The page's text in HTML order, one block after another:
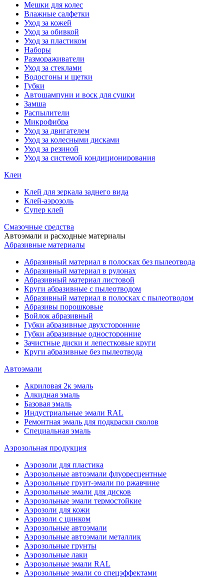
Мешки для колес
Влажные салфетки
Уход за кожей
Уход за обивкой
Уход за пластиком
Наборы
Размораживатели
Уход за стеклами
Водосгоны и щетки
Губки
Автошампуни и воск для сушки
Замша
Распылители
Микрофибра
Уход за двигателем
Уход за колесными дисками
Уход за резиной
Уход за системой кондиционирования
Клеи
Клей для зеркала заднего вида
Клей-аэрозоль
Супер клей
Смазочные средства
Автоэмали и расходные материалы
Абразивные материалы
Абразивный материал в полосках без пылеотвода
Абразивный материал в рулонах
Абразивный материал листовой
Круги абразивные с пылеотводом
Абразивный материал в полосках с пылеотводом
Абразивы порошковые
Войлок абразивный
Губки абразивные двухсторонние
Губки абразивные односторонние
Зачистные диски и лепестковые круги
Круги абразивные без пылеотвода
Автоэмали
Акриловая 2к эмаль
Алкидная эмаль
Базовая эмаль
Индустриальные эмали RAL
Ремонтная эмаль для подкраски сколов
Специальная эмаль
Аэрозольная продукция
Аэрозоли для пластика
Аэрозольные автоэмали флуоресцентные
Аэрозольные грунт-эмали по ржавчине
Аэрозольные эмали для дисков
Аэрозольные эмали термостойкие
Аэрозоли для кожи
Аэрозоли с цинком
Аэрозольные автоэмали
Аэрозольные автоэмали металлик
Аэрозольные грунты
Аэрозольные лаки
Аэрозольные эмали RAL
Аэрозольные эмали со спецэффектами